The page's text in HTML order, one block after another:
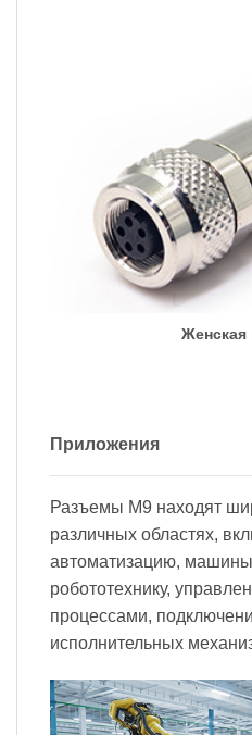
Женская
Приложения
Разъемы M9 находят
различных областях,
автоматизацию,
робототехнику,
процессами,
исполнительных